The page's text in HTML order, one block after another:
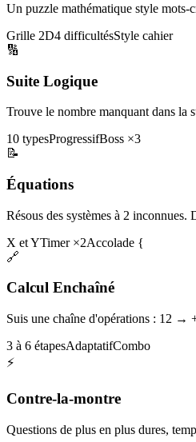
Un puzzle mathématique style mots-
Grille 2D4 difficultésStyle cahier
🔢
Suite Logique
Trouve le nombre manquant dans la
10 typesProgressifBoss ×3
📝
Équations
Résous des systèmes à 2
X et YTimer ×2Accolade {
🔗
Calcul Enchaîné
Suis une chaîne d'opérations : 12
3 à 6 étapesAdaptatifCombo
⚡
Contre-la-montre
Questions de plus en plus dures,